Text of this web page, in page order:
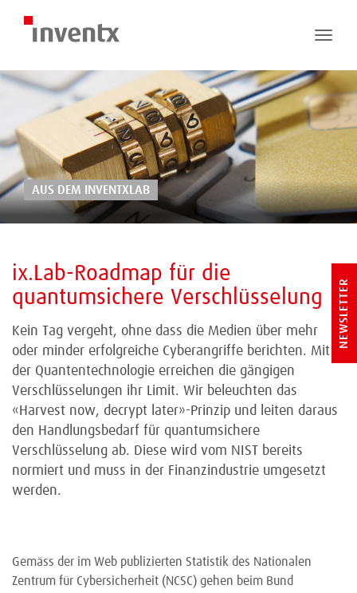
Toggle
AUS DEM INVENTXLAB
ix.Lab-Roadmap für die
quantumsichere Verschlüsselung
Kein Tag vergeht, ohne dass die Medien über mehr
oder minder erfolgreiche Cyberangriffe berichten. Mit
der Quantentechnologie erreichen die gängigen
Verschlüsselungen ihr Limit. Wir beleuchten das
«Harvest now, decrypt later»-Prinzip und leiten daraus
den Handlungsbedarf für quantumsichere
Verschlüsselung ab. Diese wird vom NIST bereits
normiert und muss in der Finanzindustrie umgesetzt
werden.
Gemäss der im Web publizierten Statistik des Nationalen
Zentrum für Cybersicherheit (NCSC) gehen beim Bund
NEWSLETTER